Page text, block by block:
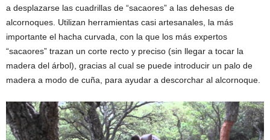
a desplazarse las cuadrillas de “sacaores” a las dehesas de
alcornoques. Utilizan herramientas casi artesanales, la más
importante el hacha curvada, con la que los más expertos
“sacaores” trazan un corte recto y preciso (sin llegar a tocar la
madera del árbol), gracias al cual se puede introducir un palo de
madera a modo de cuña, para ayudar a descorchar al alcornoque.